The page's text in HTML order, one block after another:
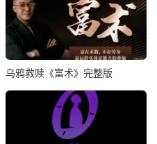
乌鸦救赎《富术》完整版